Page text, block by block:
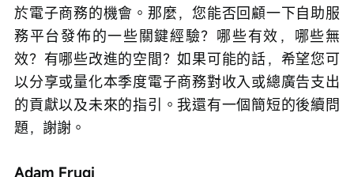
於電子商務的機會。那麼，您能否回顧一下自助服
務平台發佈的一些關鍵經驗？哪些有效，哪些無
效？有哪些改進的空間？如果可能的話，希望您可
以分享或量化本季度電子商務對收入或總廣告支出
的貢獻以及未來的指引。我還有一個簡短的後續問
題，謝謝。
Adam Frugi